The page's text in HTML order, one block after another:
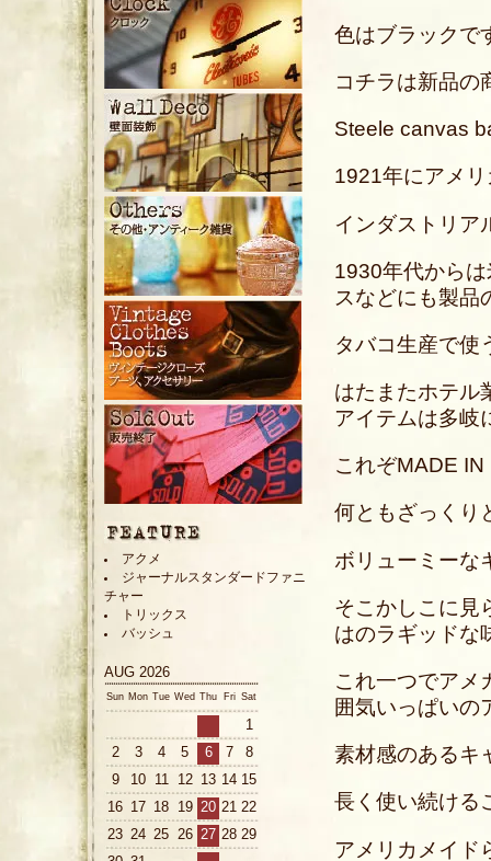
色はブラックで
コチラは新品の
Steele canvas
1921年にアメ
インダストリア
1930年代から
スなどにも製品
タバコ生産で使
はたまたホテル
アイテムは多岐
これぞMADE
何ともざっくり
ボリューミーな
そこかしこに見
はのラギッドな
これ一つでアメ
囲気いっぱいの
素材感のあるキ
長く使い続ける
アメリカメイド
アクメ
ジャーナルスタンダードファニ
チャー
トリックス
バッシュ
AUG 2026
Sun Mon Tue Wed Thu Fri Sat
1
2
3 4 5 6 7
8
9
10 11 12 13 14 15
16 17 18 19 20 21 22
23 24 25 26 27 28 29